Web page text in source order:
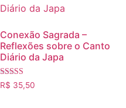
Conexão Sagrada –
Reflexões sobre o Canto
Diário da Japa
Avaliação
5.00
R$ 35,50